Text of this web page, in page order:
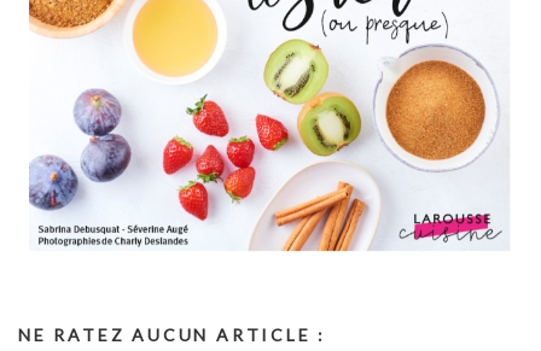
NE RATEZ AUCUN ARTICLE :